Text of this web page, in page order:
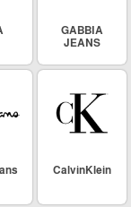
GABBIA
JEANS
CalvinKlein